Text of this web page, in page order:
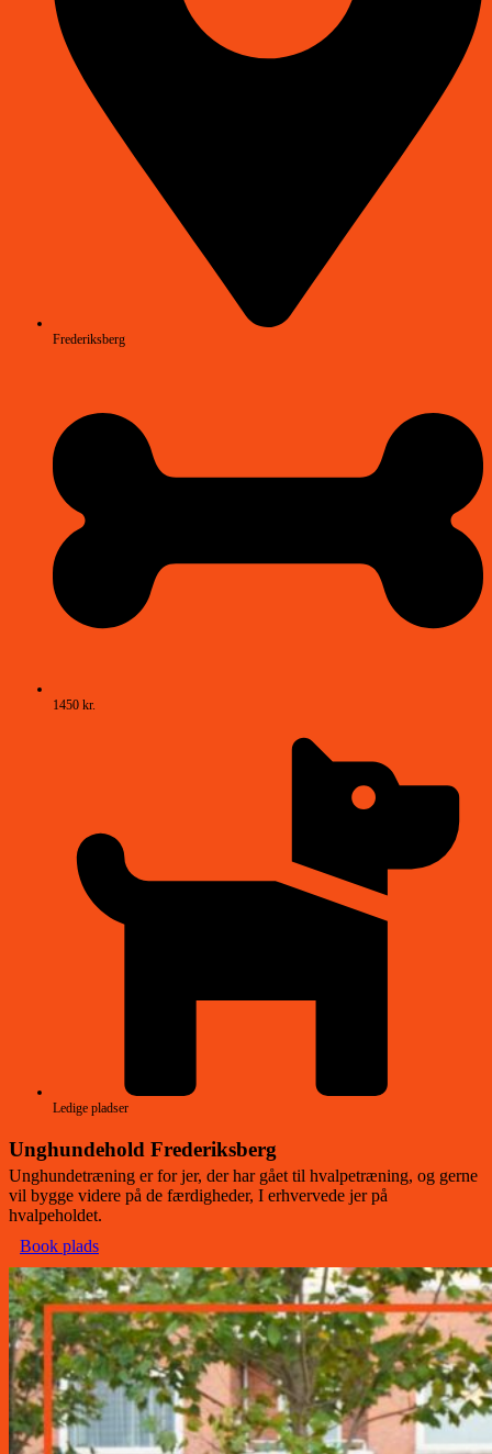
Frederiksberg
1450 kr.
Ledige pladser
Unghundehold Frederiksberg
Unghundetræning er for jer, der har gået til hvalpetræning, og gerne
vil bygge videre på de færdigheder, I erhvervede jer på
hvalpeholdet.
Book plads